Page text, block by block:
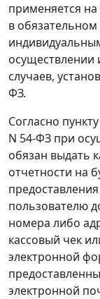
применяется
в
осуществлении
случаев,
ФЗ.
Согласно
N 54-ФЗ при
обязан выдать
отчетности на
пользователю
номера либо
кассовый чек
электронной
электронной